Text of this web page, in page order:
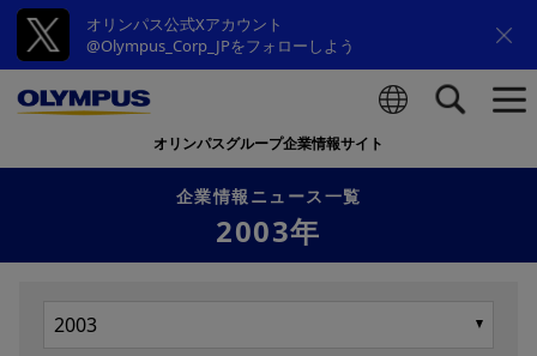
オリンパス公式Xアカウント
@Olympus_Corp_JPをフォローしよう
オリンパスグループ企業情報サイト
企業情報ニュース一覧
2003年